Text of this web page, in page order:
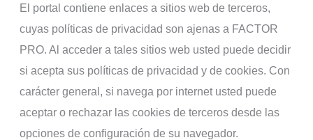
El portal contiene enlaces a sitios web de terceros,
cuyas políticas de privacidad son ajenas a FACTOR
PRO. Al acceder a tales sitios web usted puede decidir
si acepta sus políticas de privacidad y de cookies. Con
carácter general, si navega por internet usted puede
aceptar o rechazar las cookies de terceros desde las
opciones de configuración de su navegador.